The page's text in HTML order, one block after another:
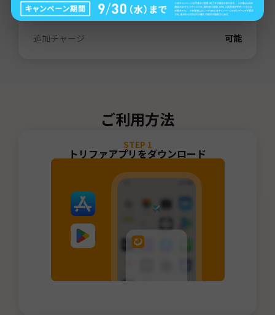
デザリング 可能
追加チャージ 可能
ご利用方法
STEP 1
トリファアプリをダウンロード